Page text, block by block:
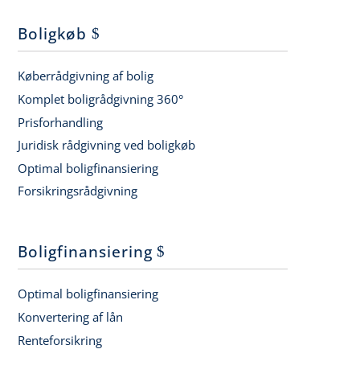
Boligkøb
Køberrådgivning af bolig
Komplet boligrådgivning 360°
Prisforhandling
Juridisk rådgivning ved boligkøb
Optimal boligfinansiering
Forsikringsrådgivning
Boligfinansiering
Optimal boligfinansiering
Konvertering af lån
Renteforsikring